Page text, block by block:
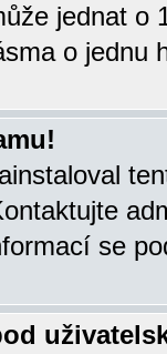
jednat o
o jednu
se